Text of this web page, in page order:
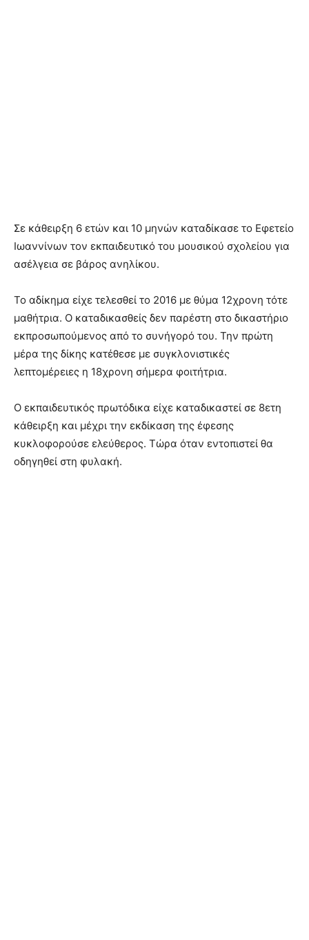
Σε κάθειρξη 6 ετών και 10 μηνών καταδίκασε το Εφετείο
Ιωαννίνων τον εκπαιδευτικό του μουσικού σχολείου για
ασέλγεια σε βάρος ανηλίκου.
Το αδίκημα είχε τελεσθεί το 2016 με θύμα 12χρονη τότε
μαθήτρια. Ο καταδικασθείς δεν παρέστη στο δικαστήριο
εκπροσωπούμενος από το συνήγορό του. Την πρώτη
μέρα της δίκης κατέθεσε με συγκλονιστικές
λεπτομέρειες η 18χρονη σήμερα φοιτήτρια.
Ο εκπαιδευτικός πρωτόδικα είχε καταδικαστεί σε 8ετη
κάθειρξη και μέχρι την εκδίκαση της έφεσης
κυκλοφορούσε ελεύθερος. Τώρα όταν εντοπιστεί θα
οδηγηθεί στη φυλακή.